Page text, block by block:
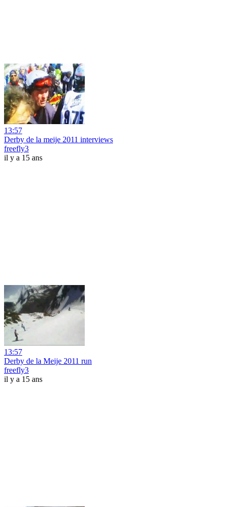
13:57
Derby de la meije 2011 interviews
freefly3
il y a 15 ans
13:57
Derby de la Meije 2011 run
freefly3
il y a 15 ans